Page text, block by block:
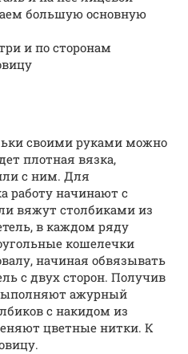
большую основную
и по сторонам
своими руками можно
плотная вязка,
с ним. Для
работу начинают с
вяжут столбиками из
в каждом ряду
кошелечки
начиная обвязывать
с двух сторон. Получив
ажурный
с накидом из
цветные нитки. К